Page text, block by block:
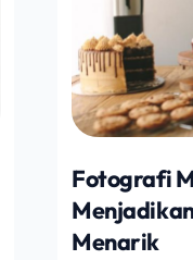
Fotografi
Menarik